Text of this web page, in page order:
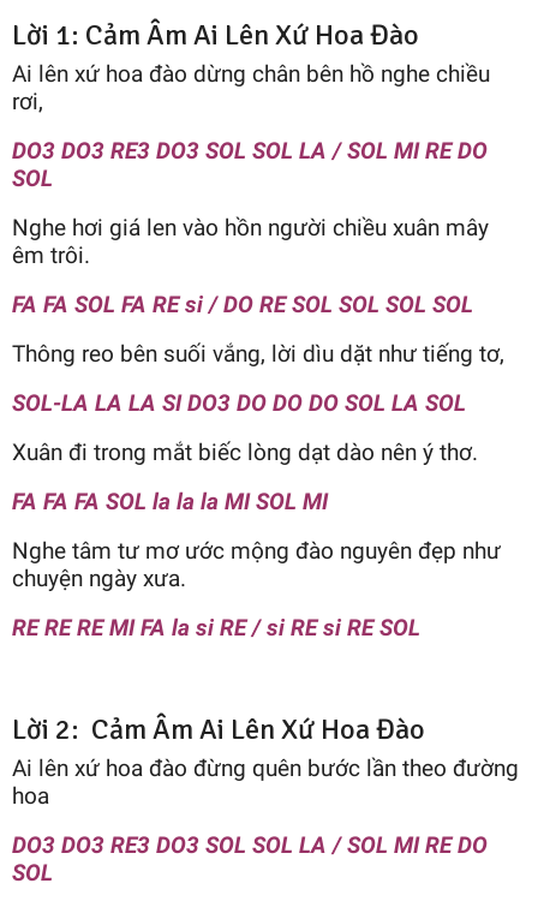
Lời 1: Cảm Âm Ai Lên Xứ Hoa Đào
Ai lên xứ hoa đào dừng chân bên hồ nghe chiều
rơi,
DO3 DO3 RE3 DO3 SOL SOL LA / SOL MI RE DO
SOL
Nghe hơi giá len vào hồn người chiều xuân mây
êm trôi.
FA FA SOL FA RE si / DO RE SOL SOL SOL SOL
Thông reo bên suối vắng, lời dìu dặt như tiếng tơ,
SOL-LA LA LA SI DO3 DO DO DO SOL LA SOL
Xuân đi trong mắt biếc lòng dạt dào nên ý thơ.
FA FA FA SOL la la la MI SOL MI
Nghe tâm tư mơ ước mộng đào nguyên đẹp như
chuyện ngày xưa.
RE RE RE MI FA la si RE / si RE si RE SOL
Lời 2: Cảm Âm Ai Lên Xứ Hoa Đào
Ai lên xứ hoa đào đừng quên bước lần theo đường
hoa
DO3 DO3 RE3 DO3 SOL SOL LA / SOL MI RE DO
SOL